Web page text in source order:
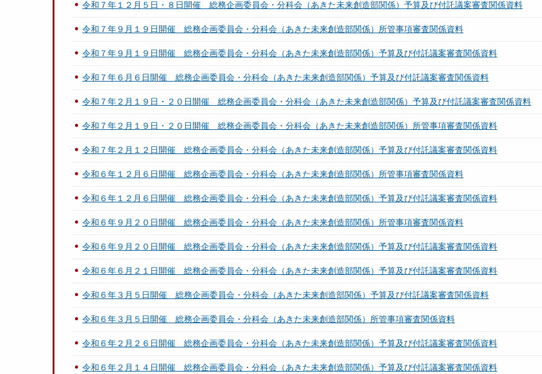
令和７年１２月５日・８日開催 総務企画委員会・分科会（あきた未来創造部関係）予算及び付託議案審査関係資料
令和７年９月１９日開催 総務企画委員会・分科会（あきた未来創造部関係）所管事項審査関係資料
令和７年９月１９日開催 総務企画委員会・分科会（あきた未来創造部関係）予算及び付託議案審査関係資料
令和７年６月６日開催 総務企画委員会・分科会（あきた未来創造部関係）予算及び付託議案審査関係資料
令和７年２月１９日・２０日開催 総務企画委員会・分科会（あきた未来創造部関係）予算及び付託議案審査関係資料
令和７年２月１９日・２０日開催 総務企画委員会・分科会（あきた未来創造部関係）所管事項審査関係資料
令和７年２月１２日開催 総務企画委員会・分科会（あきた未来創造部関係）予算及び付託議案審査関係資料
令和６年１２月６日開催 総務企画委員会・分科会（あきた未来創造部関係）所管事項審査関係資料
令和６年１２月６日開催 総務企画委員会・分科会（あきた未来創造部関係）予算及び付託議案審査関係資料
令和６年９月２０日開催 総務企画委員会・分科会（あきた未来創造部関係）所管事項審査関係資料
令和６年９月２０日開催 総務企画委員会・分科会（あきた未来創造部関係）予算及び付託議案審査関係資料
令和６年６月２１日開催 総務企画委員会・分科会（あきた未来創造部関係）予算及び付託議案審査関係資料
令和６年３月５日開催 総務企画委員会・分科会（あきた未来創造部関係）予算及び付託議案審査関係資料
令和６年３月５日開催 総務企画委員会・分科会（あきた未来創造部関係）所管事項審査関係資料
令和６年２月２６日開催 総務企画委員会・分科会（あきた未来創造部関係）予算及び付託議案審査関係資料
令和６年２月１４日開催 総務企画委員会・分科会（あきた未来創造部関係）予算及び付託議案審査関係資料